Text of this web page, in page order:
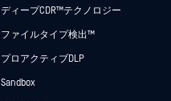
ディープCDR™テクノロジー
ファイルタイプ検出™
プロアクティブDLP
Sandbox